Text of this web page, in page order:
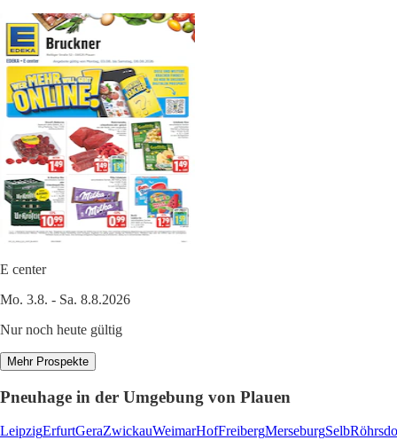
E center
Mo. 3.8. - Sa. 8.8.2026
Nur noch heute gültig
Mehr Prospekte
Pneuhage in der Umgebung von Plauen
LeipzigErfurtGeraZwickauWeimarHofFreibergMerseburgSelb